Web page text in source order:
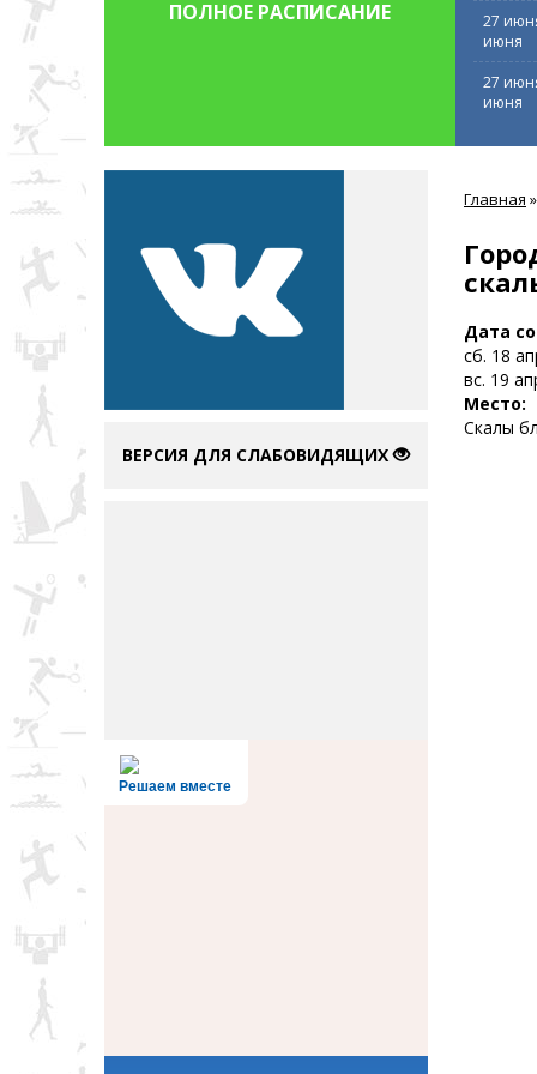
ПОЛНОЕ РАСПИСАНИЕ 27
июня
27
июня
ВЕРСИЯ ДЛЯ СЛАБОВИДЯЩИХ
Решаем вместе
здесь
Главная »
Дата
сб. 18
вс. 19
Место:
Скалы